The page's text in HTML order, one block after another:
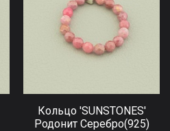
Кольцо 'SUNSTONES'
Родонит Серебро(925)